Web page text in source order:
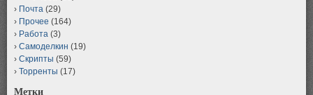
Почта (29)
Прочее (164)
Работа (3)
Самоделкин (19)
Скрипты (59)
Торренты (17)
Метки